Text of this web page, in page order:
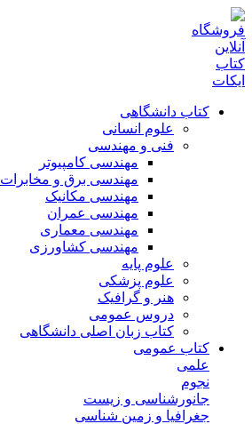
کتاب دانشگاهی
علوم انسانی
فنی و مهندسی
مهندسی کامپیوتر
مهندسی برق و مخابرات
مهندسی مکانیک
مهندسی عمران
مهندسی معماری
مهندسی کشاورزی
علوم پایه
علوم پزشکی
هنر و گرافیک
دروس عمومی
کتاب زبان اصلی دانشگاهی
کتاب عمومی
علمی
نجوم
جانورشناسی و زیست
جغرافیا و زمین شناسی